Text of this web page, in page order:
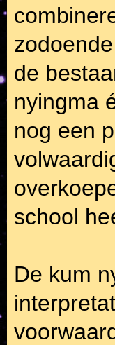
de
nyingma
nog een
school
De kum